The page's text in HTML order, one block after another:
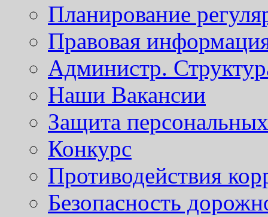
Планирование
Правовая
Администр.
Наши Вакансии
Защита
Конкурс
Противодействия
Безопасность